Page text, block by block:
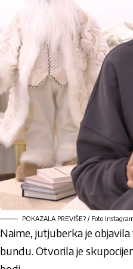
POKAZALA PREVIŠE? / Foto
Naime, jutjuberka je
bundu. Otvorila je